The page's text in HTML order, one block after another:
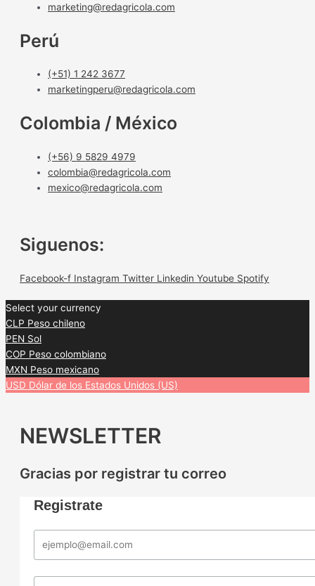
marketing@redagricola.com
Perú
(+51) 1 242 3677
marketingperu@redagricola.com
Colombia / México
(+56) 9 5829 4979
colombia@redagricola.com
mexico@redagricola.com
Siguenos:
Facebook-f Instagram Twitter Linkedin Youtube Spotify
Select your currency
CLP Peso chileno
PEN Sol
COP Peso colombiano
MXN Peso mexicano
USD Dólar de los Estados Unidos (US)
NEWSLETTER
Gracias por registrar tu correo
Registrate